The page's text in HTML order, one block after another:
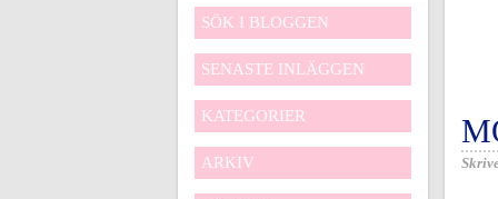
SÖK I BLOGGEN
SENASTE INLÄGGEN
KATEGORIER
ARKIV